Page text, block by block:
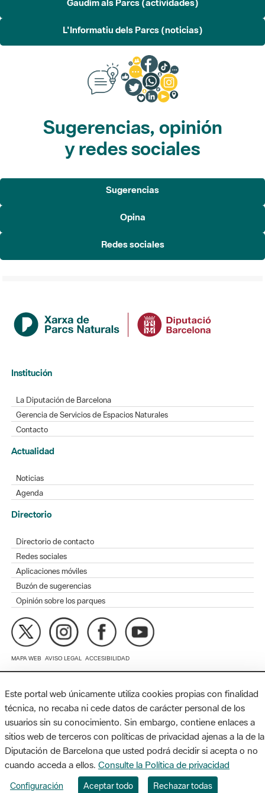
Sugerencias, opinión
y redes sociales
Sugerencias
Institución
Gerencia de Servicios de Espacios Naturales
Actualidad
Noticias
Agenda
Directorio de contacto
Redes sociales
Buzón de sugerencias
Opinión sobre los parques
Diputación de Barcelona. Edifici Llacuna, 1a planta. Badajoz, 49.
08005 Barcelona. Tel. 934 022 428 / xarxaparcs@diba.cat
Este portal web únicamente utiliza cookies propias con finalidad
técnica, no recaba ni cede datos de carácter personal de los
usuarios sin su conocimiento. Sin embargo, contiene enlaces a
sitios web de terceros con políticas de privacidad ajenas a la de la
Diputación de Barcelona que usted podrá decidir si acepta o no
cuando acceda a ellos. Consulte la Política de privacidad
Configuración Aceptar todo Rechazar todas